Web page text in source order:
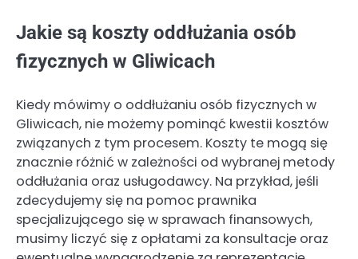
Jakie są koszty oddłużania osób
fizycznych w Gliwicach
Kiedy mówimy o oddłużaniu osób fizycznych w
Gliwicach, nie możemy pominąć kwestii kosztów
związanych z tym procesem. Koszty te mogą się
znacznie różnić w zależności od wybranej metody
oddłużania oraz usługodawcy. Na przykład, jeśli
zdecydujemy się na pomoc prawnika
specjalizującego się w sprawach finansowych,
musimy liczyć się z opłatami za konsultacje oraz